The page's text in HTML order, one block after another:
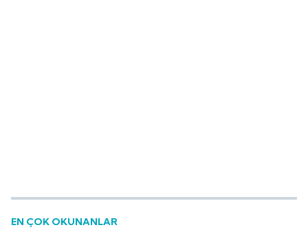
EN ÇOK OKUNANLAR